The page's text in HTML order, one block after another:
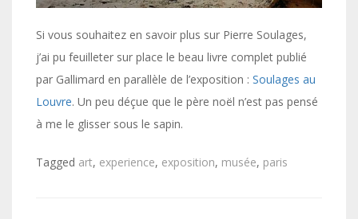
Si vous souhaitez en savoir plus sur Pierre Soulages,
j’ai pu feuilleter sur place le beau livre complet publié
par Gallimard en parallèle de l’exposition : Soulages au
Louvre. Un peu déçue que le père noël n’est pas pensé
à me le glisser sous le sapin.
Tagged art, experience, exposition, musée, paris